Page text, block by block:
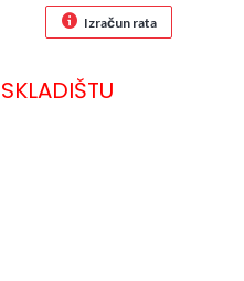
Izračun rata